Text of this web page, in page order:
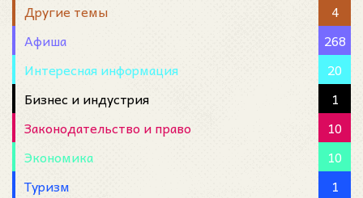
Другие темы
4
Афиша
268
Интересная информация
20
Бизнес и индустрия
1
Законодательство и право
10
Экономика
10
Туризм
1